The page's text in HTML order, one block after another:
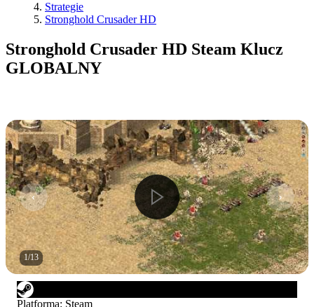
Strategie
Stronghold Crusader HD
Stronghold Crusader HD Steam Klucz
GLOBALNY
1/13
Platforma: Steam